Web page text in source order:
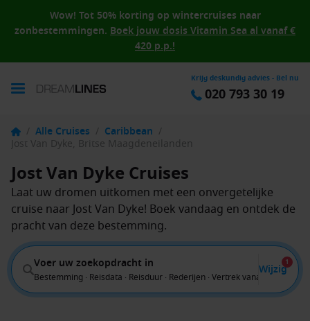
Wow! Tot 50% korting op wintercruises naar
zonbestemmingen. Boek jouw dosis Vitamin Sea al vanaf €
420 p.p.!
Krijg deskundig advies - Bel nu
020 793 30 19
/ Alle Cruises / Caribbean /
Jost Van Dyke, Britse Maagdeneilanden
Jost Van Dyke Cruises
Laat uw dromen uitkomen met een onvergetelijke
cruise naar Jost Van Dyke! Boek vandaag en ontdek de
pracht van deze bestemming.
Voer uw zoekopdracht in
Bestemming · Reisdata · Reisduur · Rederijen · Vertrek vanaf
Wijzig
1